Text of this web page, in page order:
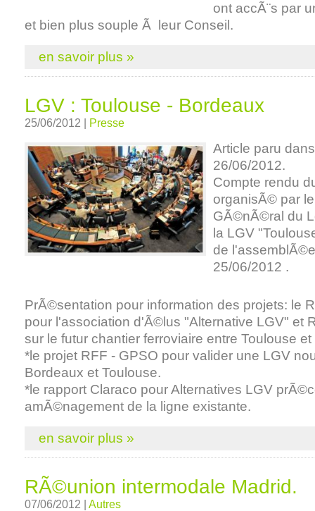
ont accÃ¨s par
et bien plus souple Ã leur Conseil.
en savoir plus »
LGV : Toulouse - Bordeaux
25/06/2012 | Presse
Article paru
26/06/2012.
Compte rendu
organisÃ© par
GÃ©nÃ©ral du
la LGV
de
25/06/2012 .
PrÃ©sentation pour information des projets: le
pour l'association d'Ã©lus "Alternative LGV" et
sur le futur chantier ferroviaire entre Toulouse
*le projet RFF - GPSO pour valider une LGV
Bordeaux et Toulouse.
*le rapport Claraco pour Alternatives LGV
amÃ©nagement de la ligne existante.
en savoir plus »
RÃ©union intermodale Madrid.
07/06/2012 | Autres